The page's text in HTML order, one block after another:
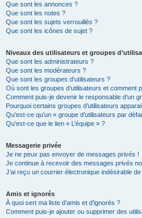
Que sont les annonces ?
Que sont les notes ?
Que sont les sujets verrouillés ?
Que sont les icônes de sujet ?
Niveaux des utilisateurs et groupes
Que sont les administrateurs ?
Que sont les modérateurs ?
Que sont les groupes d’utilisateurs ?
Où sont les groupes d’utilisateurs et comment
Comment puis-je devenir le responsable d’un
Pourquoi certains groupes d’utilisateurs
Qu’est-ce qu’un « groupe d’utilisateurs par
Qu’est-ce que le lien « L’équipe » ?
Messagerie privée
Je ne peux pas envoyer de messages privés !
Je continue à recevoir des messages privés
J’ai reçu un courrier électronique indésirable
Amis et ignorés
À quoi sert ma liste d’amis et d’ignorés ?
Comment puis-je ajouter ou supprimer des